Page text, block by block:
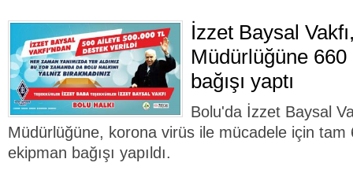
İzzet Baysal
Müdürlüğüne
bağışı yaptı
Bolu'da İzzet Baysal
Müdürlüğüne, korona virüs ile mücadele için tam
ekipman bağışı yapıldı.